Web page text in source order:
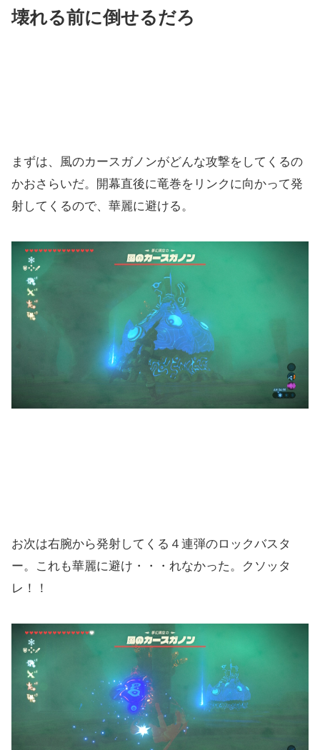
壊れる前に倒せるだろ
まずは、風のカースガノンがどんな攻撃をしてくるの
かおさらいだ。開幕直後に竜巻をリンクに向かって発
射してくるので、華麗に避ける。
お次は右腕から発射してくる４連弾のロックバスタ
ー。これも華麗に避け・・・れなかった。クソッタ
レ！！